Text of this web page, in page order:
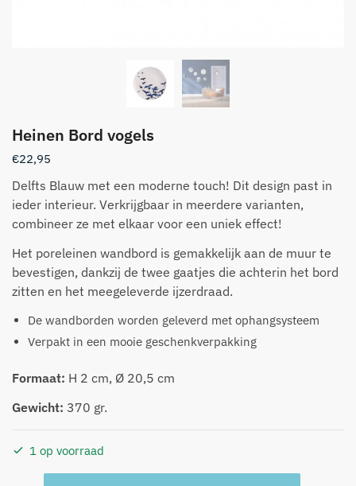
Heinen Bord vogels
€22,95
Delfts Blauw met een moderne touch! Dit design past in
ieder interieur. Verkrijgbaar in meerdere varianten,
combineer ze met elkaar voor een uniek effect!
Het poreleinen wandbord is gemakkelijk aan de muur te
bevestigen, dankzij de twee gaatjes die achterin het bord
zitten en het meegeleverde ijzerdraad.
De wandborden worden geleverd met ophangsysteem
Verpakt in een mooie geschenkverpakking
Formaat: H 2 cm, Ø 20,5 cm
Gewicht: 370 gr.
1 op voorraad